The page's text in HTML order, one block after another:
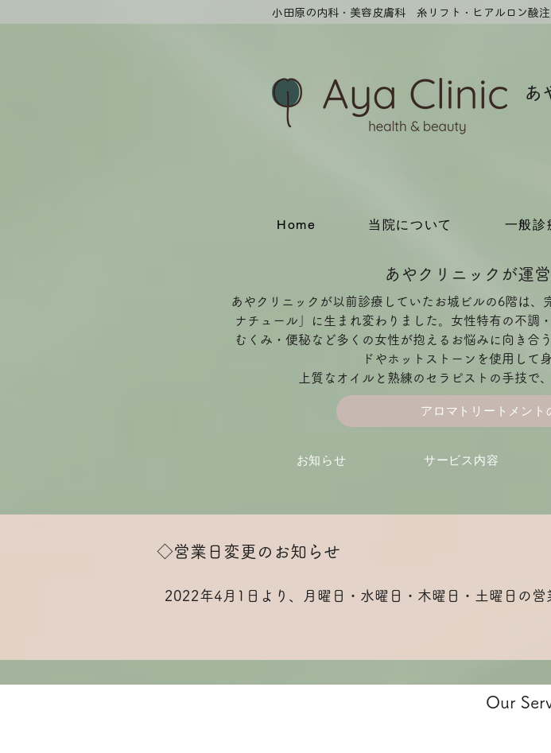
小田原の内科・美容皮膚科 糸リフト・ヒアルロン酸
あ
Home 当院について 一般診
あやクリニックが運
あやクリニックが以前診療していたお城ビルの6階は、
ナチュール」に生まれ変わりました。女性特有の不調
むくみ・便秘など多くの女性が抱えるお悩みに向き合
ドやホットストーンを使用して
上質なオイルと熟練のセラピストの手技で
アロマトリートメント
お知らせ サービス内容
◇営業日変更のお知らせ
2022年4月1日より、月曜日・水曜日・木曜日・土曜日の営
Our